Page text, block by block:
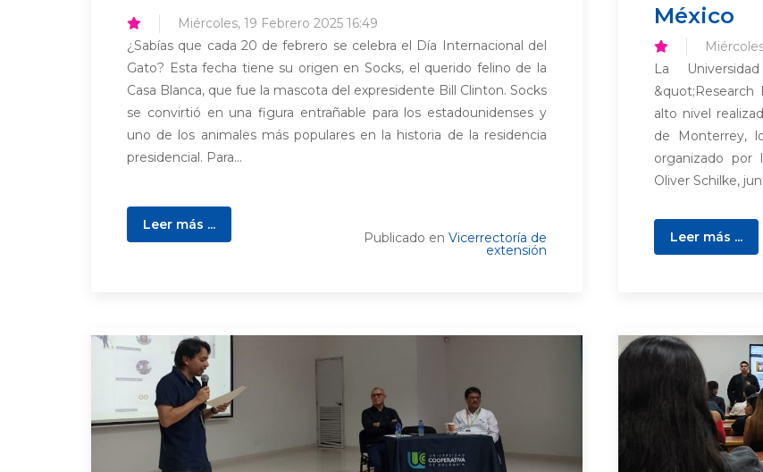
Miércoles, 19 Febrero 2025 16:49
¿Sabías que cada 20 de febrero se celebra el Día Internacional del
Gato? Esta fecha tiene su origen en Socks, el querido felino de la
Casa Blanca, que fue la mascota del expresidente Bill Clinton. Socks
se convirtió en una figura entrañable para los estadounidenses y
uno de los animales más populares en la historia de la residencia
presidencial. Para...
Leer más ...
Publicado en Vicerrectoría de
extensión
México
La
alto nivel
de Monterrey,
organizado por
Oliver Schilke,
Leer más ...